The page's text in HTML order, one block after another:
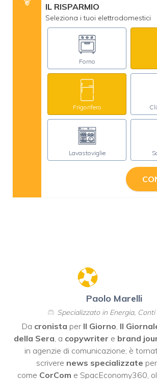
IL RISPARMIO
Seleziona i tuoi elettrodomestici
Forno
Frigorifero
Lavastoviglie
Paolo Marelli
Specializzato in Energia,
Da cronista per Il Giorno Il
della Sera , a copywriter e brand
in agenzie di comunicazione; è
scrivere news specializzate
come CorCom e SpacEconomy360,